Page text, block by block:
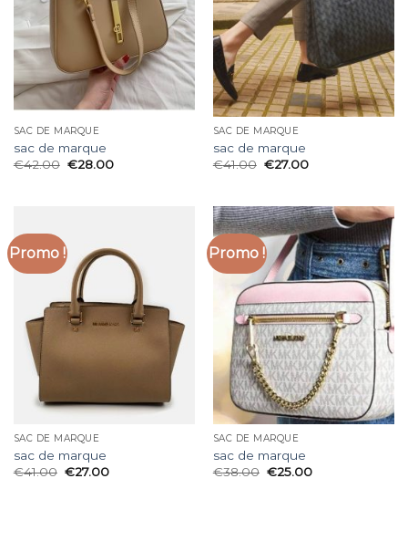
SAC DE MARQUE
sac de marque
€42.00 €28.00
SAC DE MARQUE
sac de marque
€41.00 €27.00
Promo !
SAC DE MARQUE
sac de marque
€41.00 €27.00
Promo !
SAC DE MARQUE
sac de marque
€38.00 €25.00